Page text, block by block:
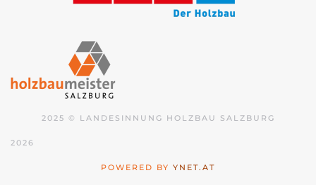
2025 © LANDESINNUNG HOLZBAU SALZBURG
2026
POWERED BY YNET.AT